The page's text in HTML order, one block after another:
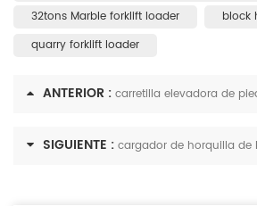
32tons Marble forklift loader
block
quarry forklift loader
ANTERIOR : carretilla elevadora de
SIGUIENTE : cargador de horquilla de